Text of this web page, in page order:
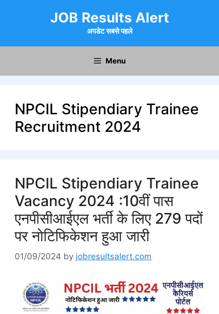
JOB Results Alert
अपडेट सबसे पहले
Menu
NPCIL Stipendiary Trainee
Recruitment 2024
NPCIL Stipendiary Trainee
Vacancy 2024 :10वीं पास
एनपीसीआईएल भर्ती के लिए 279 पदों
पर नोटिफिकेशन हुआ जारी
01/09/2024 by jobresultsalert.com